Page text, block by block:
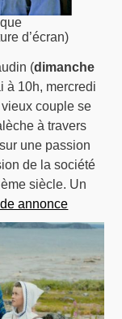
d’écran)
(dimanche
à 10h, mercredi
couple se
à travers
une passion
de la société
siècle. Un
annonce